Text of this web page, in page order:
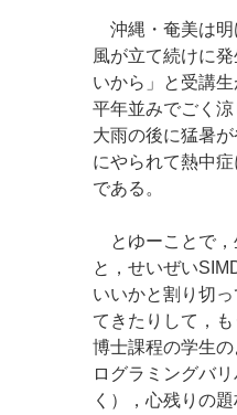
沖縄・奄美は明
風が立て続けに
いから」と受講
平年並みでごく
大雨の後に猛暑
にやられて熱中
である。
とゆーことで，
と，せいぜい
いいかと割り切
てきたりして，
博士課程の学生
ログラミングバ
く），心残りの